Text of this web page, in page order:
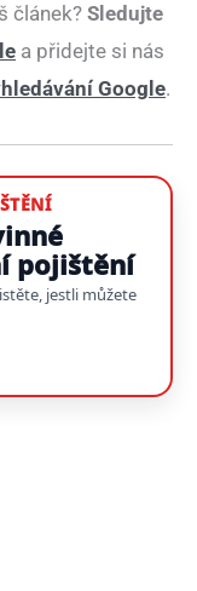
článek?Sledujte
a přidejte si nás
Google.
pojištění
jestli můžete